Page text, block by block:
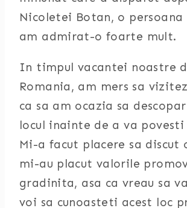
Nicoletei Botan, o persoana
am admirat-o foarte mult.
In timpul vacantei noastre
Romania, am mers sa
ca sa am ocazia sa
locul inainte de a va povesti
Mi-a facut placere sa discut
mi-au placut valorile
gradinita, asa ca vreau sa
voi sa cunoasteti acest loc